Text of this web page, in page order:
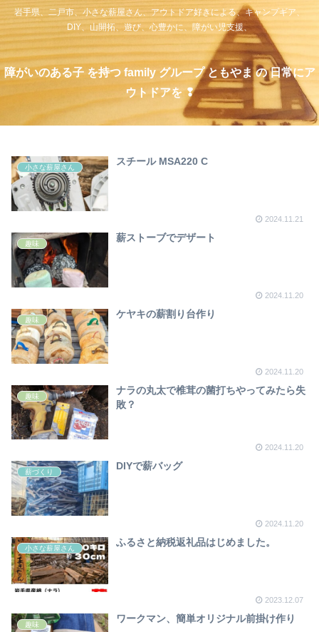
岩手県、二戸市、小さな薪屋さん、アウトドア好きによる、キャンプギア、
DIY、山開拓、遊び、心豊かに、障がい児支援、
障がいのある子 を持つ family グループ ともやま の 日常にア
ウトドアを ❢
小さな薪屋さん
スチール MSA220 C
2024.11.21
趣味
薪ストーブでデザート
2024.11.20
趣味
ケヤキの薪割り台作り
2024.11.20
趣味
ナラの丸太で椎茸の菌打ちやってみたら失
敗？
2024.11.20
薪づくり
DIYで薪バッグ
2024.11.20
小さな薪屋さん
ふるさと納税返礼品はじめました。
2023.12.07
趣味
ワークマン、簡単オリジナル前掛け作り